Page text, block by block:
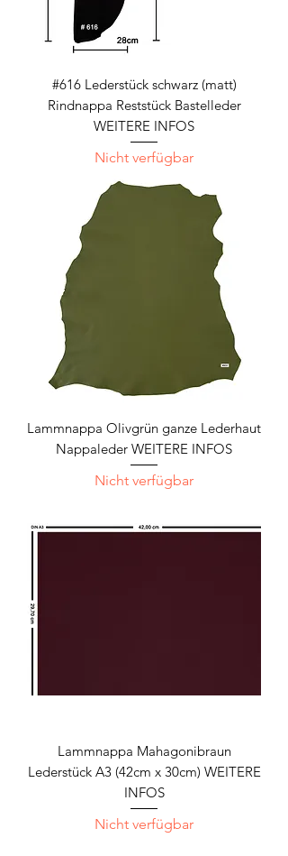
#616 Lederstück schwarz (matt)
Rindnappa Reststück Bastelleder
WEITERE INFOS
Nicht verfügbar
Lammnappa Olivgrün ganze Lederhaut
Nappaleder WEITERE INFOS
Nicht verfügbar
Lammnappa Mahagonibraun
Lederstück A3 (42cm x 30cm) WEITERE
INFOS
Nicht verfügbar